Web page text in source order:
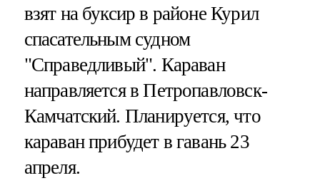
взят на буксир в районе Курил
спасательным судном
"Справедливый". Караван
направляется в Петропавловск-
Камчатский. Планируется, что
караван прибудет в гавань 23
апреля.